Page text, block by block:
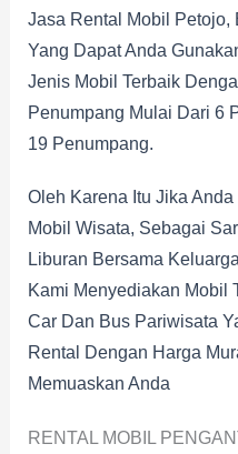
Jasa Rental Mobil Petojo,
Yang Dapat Anda
Jenis Mobil Terbaik
Penumpang Mulai Dari 6
19 Penumpang.
Oleh Karena Itu Jika
Mobil Wisata, Sebagai
Liburan Bersama
Kami Menyediakan Mobil
Car Dan Bus Pariwisata
Rental Dengan Harga
Memuaskan Anda
RENTAL MOBIL